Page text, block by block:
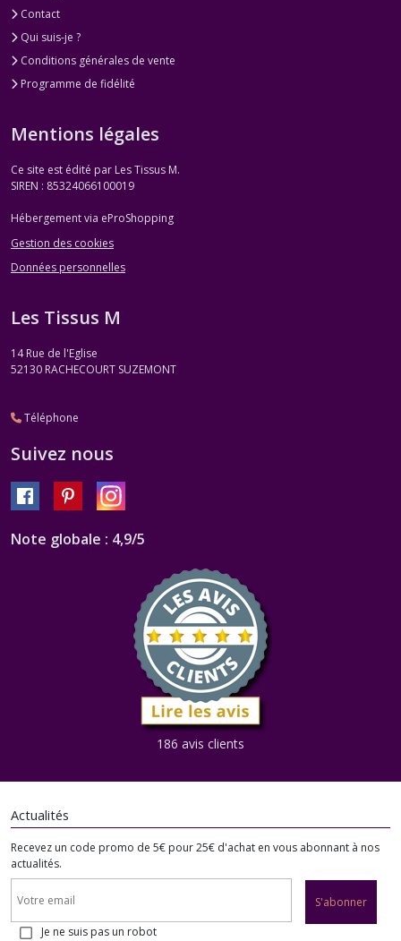
Contact
Qui suis-je ?
Conditions générales de vente
Programme de fidélité
Mentions légales
Ce site est édité par Les Tissus M.
SIREN : 85324066100019
Hébergement via eProShopping
Gestion des cookies
Données personnelles
Les Tissus M
14 Rue de l'Eglise
52130 RACHECOURT SUZEMONT
Téléphone
Suivez nous
Note globale : 4,9/5
186 avis clients
Actualités
Recevez un code promo de 5€ pour 25€ d'achat en vous abonnant à nos
actualités.
S'abonner
Je ne suis pas un robot